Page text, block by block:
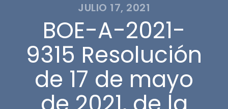
JULIO 17, 2021
BOE-A-2021-
9315 Resolución
de 17 de mayo